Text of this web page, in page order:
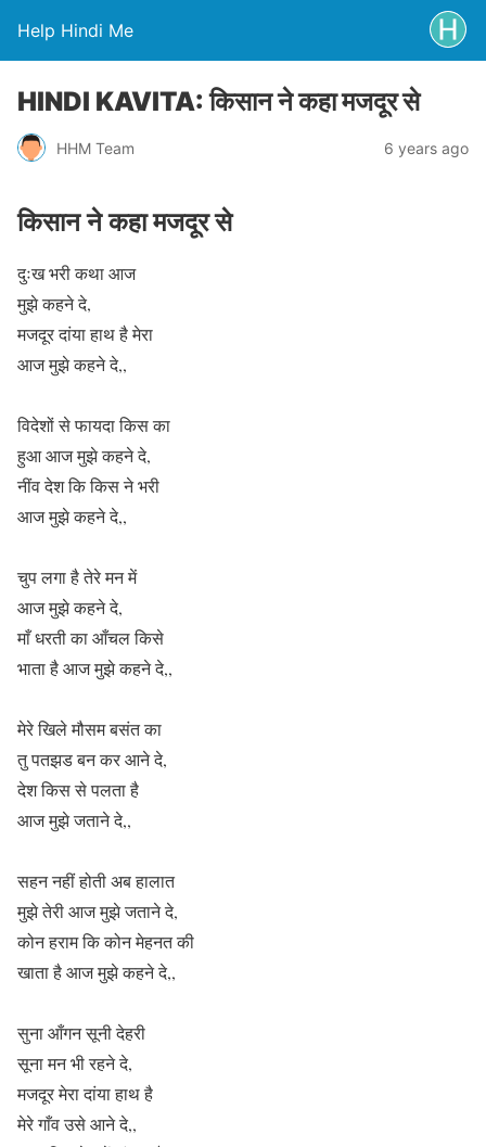
Help Hindi Me
HINDI KAVITA: किसान ने कहा मजदूर से
HHM Team 6 years ago
किसान ने कहा मजदूर से
दुःख भरी कथा आज
मुझे कहने दे,
मजदूर दांया हाथ है मेरा
आज मुझे कहने दे,,
विदेशों से फायदा किस का
हुआ आज मुझे कहने दे,
नींव देश कि किस ने भरी
आज मुझे कहने दे,,
चुप लगा है तेरे मन में
आज मुझे कहने दे,
माँ धरती का आँचल किसे
भाता है आज मुझे कहने दे,,
मेरे खिले मौसम बसंत का
तु पतझड बन कर आने दे,
देश किस से पलता है
आज मुझे जताने दे,,
सहन नहीं होती अब हालात
मुझे तेरी आज मुझे जताने दे,
कोन हराम कि कोन मेहनत की
खाता है आज मुझे कहने दे,,
सुना आँगन सूनी देहरी
सूना मन भी रहने दे,
मजदूर मेरा दांया हाथ है
मेरे गाँव उसे आने दे,,